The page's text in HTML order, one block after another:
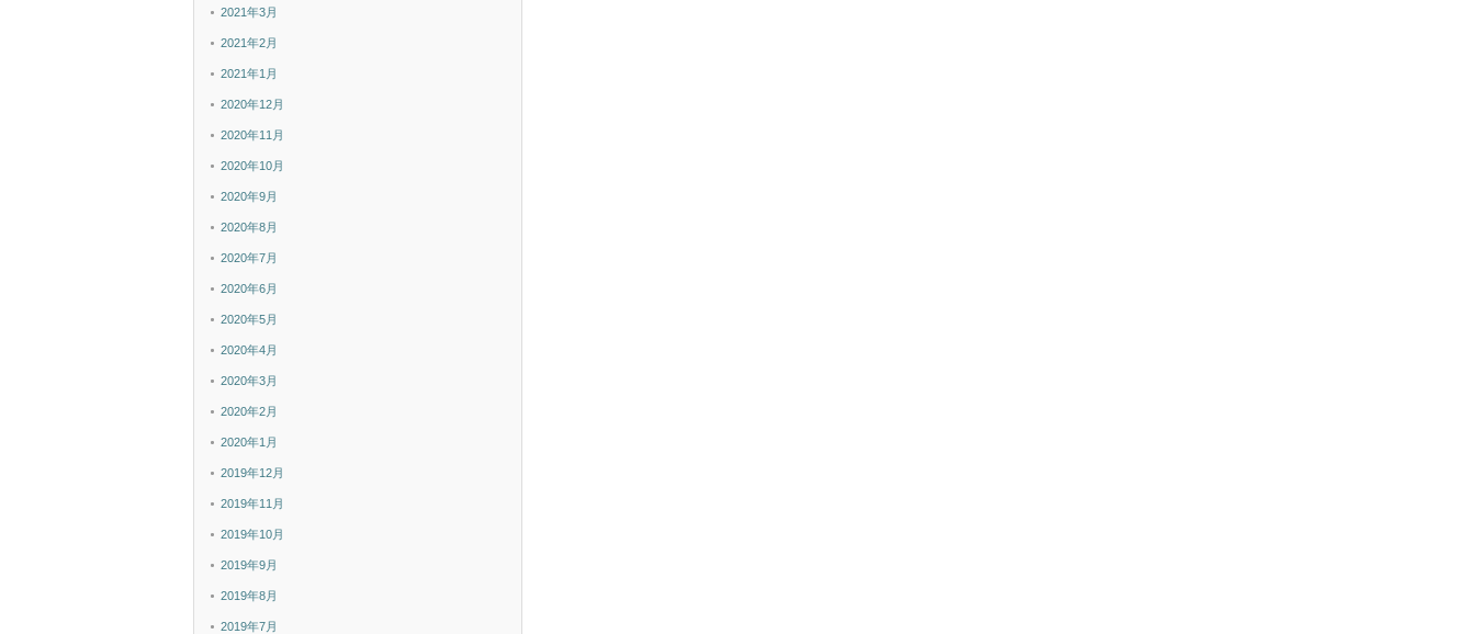
2021年3月
2021年2月
2021年1月
2020年12月
2020年11月
2020年10月
2020年9月
2020年8月
2020年7月
2020年6月
2020年5月
2020年4月
2020年3月
2020年2月
2020年1月
2019年12月
2019年11月
2019年10月
2019年9月
2019年8月
2019年7月